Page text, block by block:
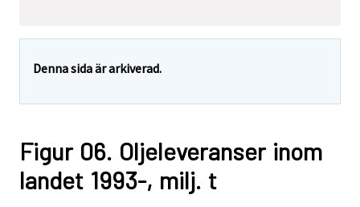
Denna sida är arkiverad.
Figur 06. Oljeleveranser inom
landet 1993-, milj. t